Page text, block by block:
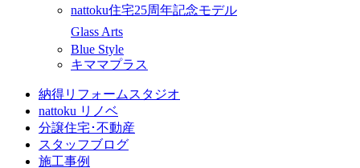
nattoku住宅25周年記念モデル
Glass Arts
Blue Style
キママプラス
納得リフォームスタジオ
nattoku リノベ
分譲住宅･不動産
スタッフブログ
施工事例